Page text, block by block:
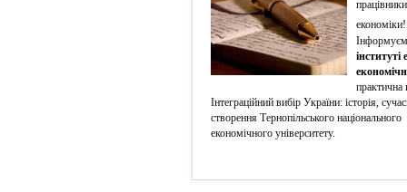
економіки!
практична
Інтеграційний вибір України: історія,
створення Тернопільського національного
економічного університету.